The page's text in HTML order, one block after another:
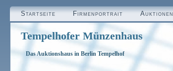
Startseite Firmenportrait Auktionen
Tempelhofer Münzenhaus
Das Auktionshaus in Berlin Tempelhof